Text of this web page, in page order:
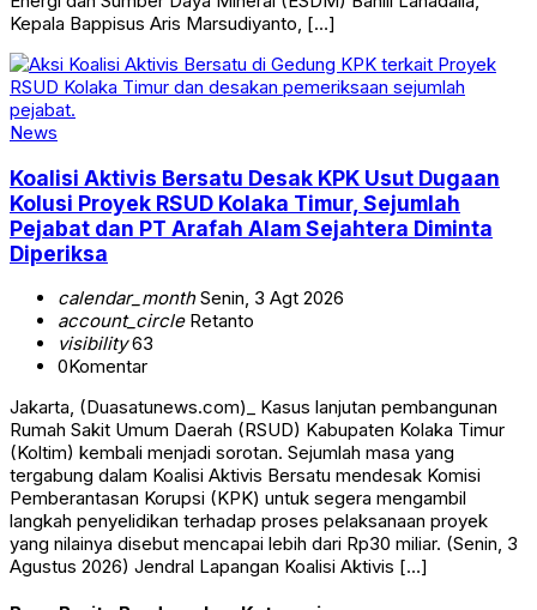
Kepala Bappisus Aris Marsudiyanto, […]
News
Koalisi Aktivis Bersatu Desak KPK Usut Dugaan
Kolusi Proyek RSUD Kolaka Timur, Sejumlah
Pejabat dan PT Arafah Alam Sejahtera Diminta
Diperiksa
calendar_monthSenin, 3 Agt 2026
account_circleRetanto
visibility63
0Komentar
Jakarta, (Duasatunews.com)_ Kasus lanjutan pembangunan
Rumah Sakit Umum Daerah (RSUD) Kabupaten Kolaka Timur
(Koltim) kembali menjadi sorotan. Sejumlah masa yang
tergabung dalam Koalisi Aktivis Bersatu mendesak Komisi
Pemberantasan Korupsi (KPK) untuk segera mengambil
langkah penyelidikan terhadap proses pelaksanaan proyek
yang nilainya disebut mencapai lebih dari Rp30 miliar. (Senin, 3
Agustus 2026) Jendral Lapangan Koalisi Aktivis […]